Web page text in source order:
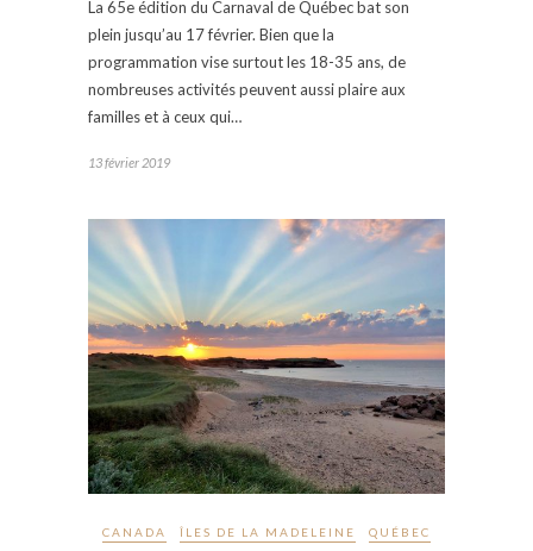
La 65e édition du Carnaval de Québec bat son
plein jusqu’au 17 février. Bien que la
programmation vise surtout les 18-35 ans, de
nombreuses activités peuvent aussi plaire aux
familles et à ceux qui…
13 février 2019
CANADA ÎLES DE LA MADELEINE QUÉBEC